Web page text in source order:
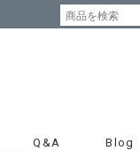
Q&A Blog